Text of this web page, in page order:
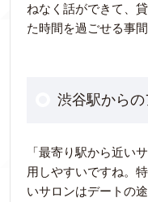
ねなく話ができて、
た時間を過ごせる事
渋谷駅から
「最寄り駅から近い
用しやすいですね。
いサロンはデートの